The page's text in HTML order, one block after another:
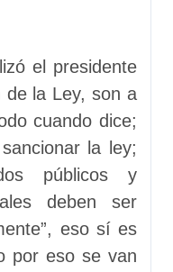
el presidente
de la Ley, son a
cuando dice;
la ley;
públicos y
deben ser
eso sí es
por eso se van